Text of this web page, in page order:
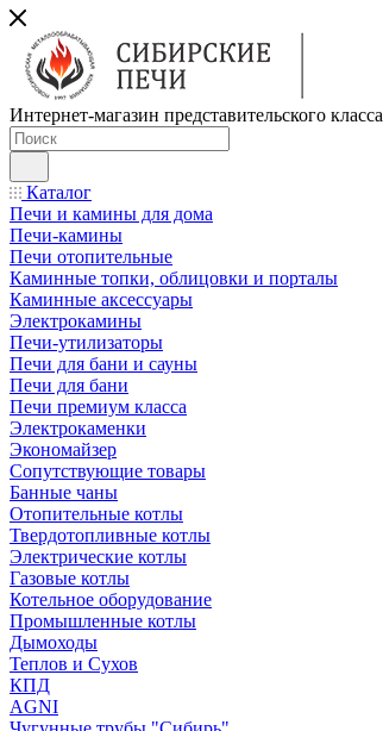
Интернет-магазин представительского класса
Каталог
Печи и камины для дома
Печи-камины
Печи отопительные
Каминные топки, облицовки и порталы
Каминные аксессуары
Электрокамины
Печи-утилизаторы
Печи для бани и сауны
Печи для бани
Печи премиум класса
Электрокаменки
Экономайзер
Сопутствующие товары
Банные чаны
Отопительные котлы
Твердотопливные котлы
Электрические котлы
Газовые котлы
Котельное оборудование
Промышленные котлы
Дымоходы
Теплов и Сухов
КПД
AGNI